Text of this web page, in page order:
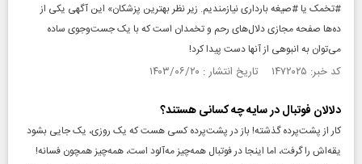
#تخمک یا #صیغه بارداری نیازمندیم. زیر نظر بهترین پزشکان» این آگهی یکی از
ده‌ها صفحه مجازی دلال‌های رحم و تخمدان است که با یک جست‌وجوی ساده
می‌توان به انبوهی از آنها دست پیدا کرد!
کد خبر: ۱۴۷۲۰۲۵ تاریخ انتشار : ۱۴۰۳/۰۶/۲۰
دلالان فوتبال در سایه چه کسانی هستند؟
کار از پشت‌پرده گذشته! باز در پشت‌پرده کسی هست که یک روزی، یک جایی بشود
یقه‌اش را گرفت، اما اینجا در فوتبال همه‌چیز مه‌آلود است، همه‌چیز همچون فسانه!